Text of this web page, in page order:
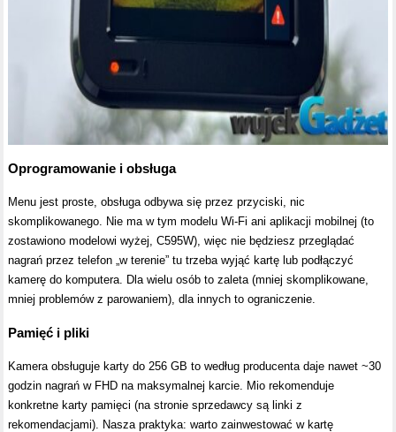
Oprogramowanie i obsługa
Menu jest proste, obsługa odbywa się przez przyciski, nic
skomplikowanego. Nie ma w tym modelu Wi-Fi ani aplikacji mobilnej (to
zostawiono modelowi wyżej, C595W), więc nie będziesz przeglądać
nagrań przez telefon „w terenie” tu trzeba wyjąć kartę lub podłączyć
kamerę do komputera. Dla wielu osób to zaleta (mniej skomplikowane,
mniej problemów z parowaniem), dla innych to ograniczenie.
Pamięć i pliki
Kamera obsługuje karty do 256 GB to według producenta daje nawet ~30
godzin nagrań w FHD na maksymalnej karcie. Mio rekomenduje
konkretne karty pamięci (na stronie sprzedawcy są linki z
rekomendacjami). Nasza praktyka: warto zainwestować w kartę